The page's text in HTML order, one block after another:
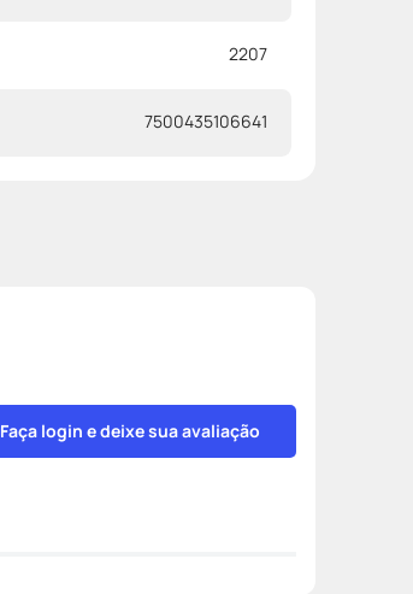
2207
7500435106641
Faça login e deixe sua avaliação